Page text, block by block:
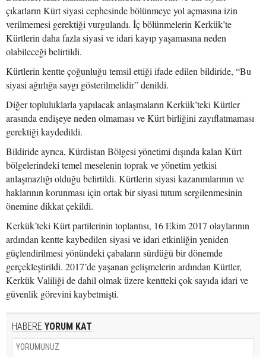
çıkarların Kürt siyasi cephesinde bölünmeye yol açmasına izin
verilmemesi gerektiği vurgulandı. İç bölünmelerin Kerkük’te
Kürtlerin daha fazla siyasi ve idari kayıp yaşamasına neden
olabileceği belirtildi.
Kürtlerin kentte çoğunluğu temsil ettiği ifade edilen bildiride, “Bu
siyasi ağırlığa saygı gösterilmelidir” denildi.
Diğer topluluklarla yapılacak anlaşmaların Kerkük’teki Kürtler
arasında endişeye neden olmaması ve Kürt birliğini zayıflatmaması
gerektiği kaydedildi.
Bildiride ayrıca, Kürdistan Bölgesi yönetimi dışında kalan Kürt
bölgelerindeki temel meselenin toprak ve yönetim yetkisi
anlaşmazlığı olduğu belirtildi. Kürtlerin siyasi kazanımlarının ve
haklarının korunması için ortak bir siyasi tutum sergilenmesinin
önemine dikkat çekildi.
Kerkük’teki Kürt partilerinin toplantısı, 16 Ekim 2017 olaylarının
ardından kentte kaybedilen siyasi ve idari etkinliğin yeniden
güçlendirilmesi yönündeki çabaların sürdüğü bir dönemde
gerçekleştirildi. 2017’de yaşanan gelişmelerin ardından Kürtler,
Kerkük Valiliği de dahil olmak üzere kentteki çok sayıda idari ve
güvenlik görevini kaybetmişti.
HABERE YORUM KAT